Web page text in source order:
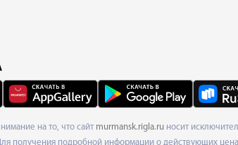
на то, что сайт murmansk.rigla.ru носит
получения подробной информации о действующих